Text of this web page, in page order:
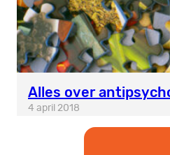
Alles over
4 april 2018